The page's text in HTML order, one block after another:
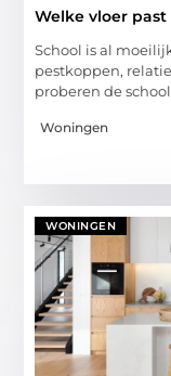
Welke vloer
School is al
pestkoppen,
proberen de
Woningen
WONINGEN